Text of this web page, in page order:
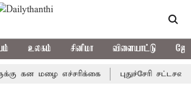
உலகம் சினிமா விளையாட்டு
மழை எச்சரிக்கை புதுச்சேரி சட்டசபையில்